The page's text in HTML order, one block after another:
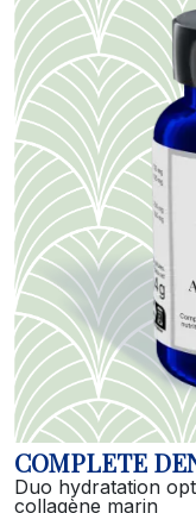
COMPLETE
Duo hydratation
collagène marin